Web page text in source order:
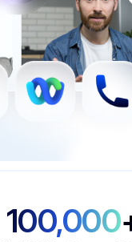
100,000